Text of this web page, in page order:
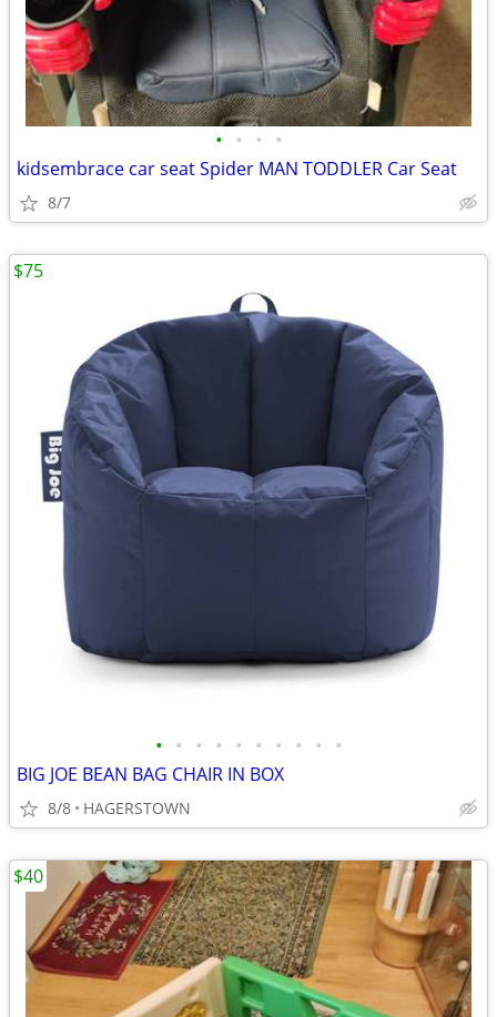
• • • •
kidsembrace car seat Spider MAN TODDLER Car Seat
8/7
• • • • • • • • • •
BIG JOE BEAN BAG CHAIR IN BOX
8/8 HAGERSTOWN
$75
$40